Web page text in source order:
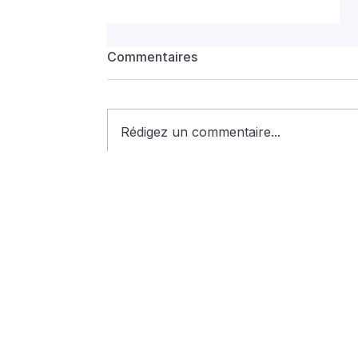
Commentaires
Rédigez un commentaire...